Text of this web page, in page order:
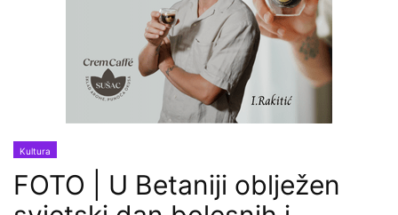
Kultura
FOTO | U Betaniji oblježen